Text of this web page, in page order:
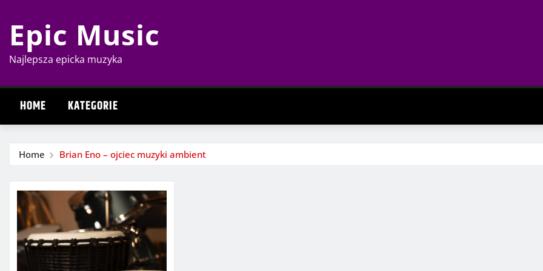
content
Epic Music
Najlepsza epicka muzyka
HOME KATEGORIE
Home Brian Eno – ojciec muzyki ambient